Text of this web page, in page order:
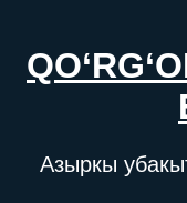
Азыркы